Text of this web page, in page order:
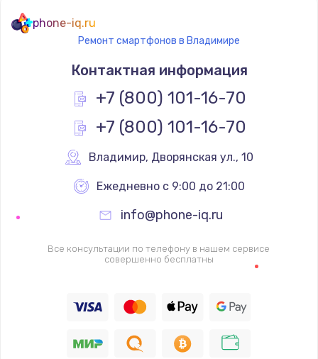
1800 руб.
Замена тачпада
1660 руб.
Заказать
Замена контроллера питания
Заказать
Настройка Wi-Fi
Заказать
Ремонт петель крышки
phone-iq.ru
Ремонт смартфонов в Владимире
Контактная информация
+7 (800) 101-16-70
+7 (800) 101-16-70
Владимир, Дворянская ул., 10
Ежедневно с 9:00 до 21:00
info@phone-iq.ru
Все консультации по телефону в нашем сервисе
совершенно бесплатны